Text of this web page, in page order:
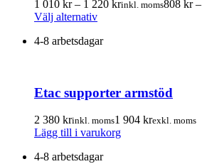
kan
på
1 010 kr – 1 220 krPrisintervall:
inkl. moms808 kr –
Välj alternativDen
produkten
De
alternativen
kan
på
4-8 arbetsdagar
Etac supporter armstöd
2 380 krinkl. moms1 904 krexkl. moms
Lägg till i varukorg
4-8 arbetsdagar